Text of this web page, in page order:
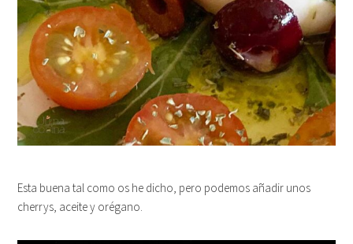
Esta buena tal como os he dicho, pero podemos añadir unos
cherrys, aceite y orégano.